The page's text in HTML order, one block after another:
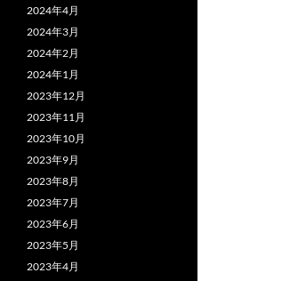
2024年4月
2024年3月
2024年2月
2024年1月
2023年12月
2023年11月
2023年10月
2023年9月
2023年8月
2023年7月
2023年6月
2023年5月
2023年4月